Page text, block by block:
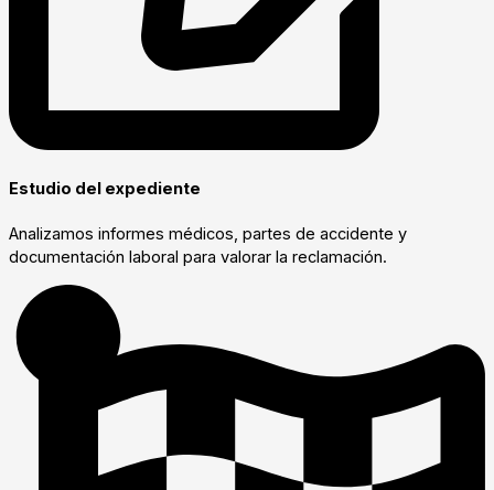
Estudio del expediente
Analizamos informes médicos, partes de accidente y
documentación laboral para valorar la reclamación.